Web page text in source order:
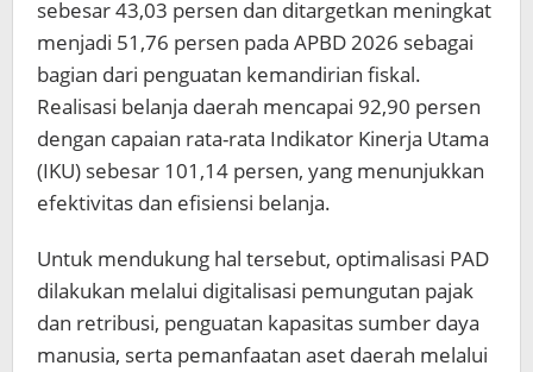
sebesar 43,03 persen dan ditargetkan meningkat
menjadi 51,76 persen pada APBD 2026 sebagai
bagian dari penguatan kemandirian fiskal.
Realisasi belanja daerah mencapai 92,90 persen
dengan capaian rata-rata Indikator Kinerja Utama
(IKU) sebesar 101,14 persen, yang menunjukkan
efektivitas dan efisiensi belanja.
Untuk mendukung hal tersebut, optimalisasi PAD
dilakukan melalui digitalisasi pemungutan pajak
dan retribusi, penguatan kapasitas sumber daya
manusia, serta pemanfaatan aset daerah melalui